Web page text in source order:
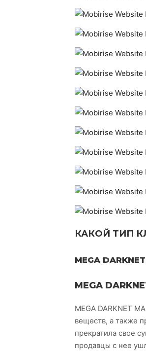
КАКОЙ ТИП
MEGA
MEGA
MEGA DARKNET
веществ, а также
прекратила свое
продавцы с нее